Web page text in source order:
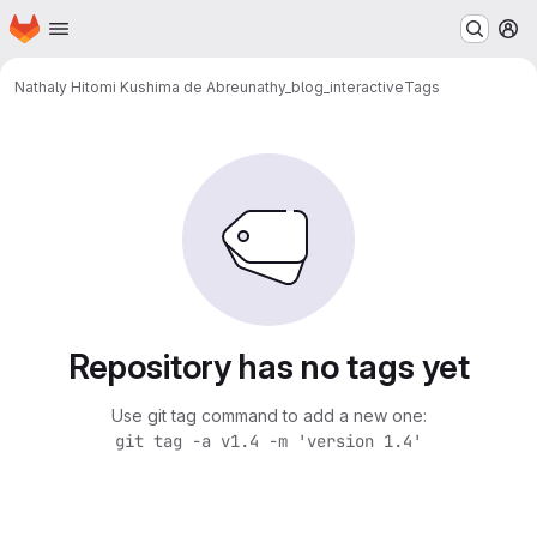
Skip to main content
Homepage
Nathaly Hitomi Kushima de Abreunathy_blog_interactiveTags
Repository has no tags yet
Use git tag command to add a new one:
git tag -a v1.4 -m 'version 1.4'